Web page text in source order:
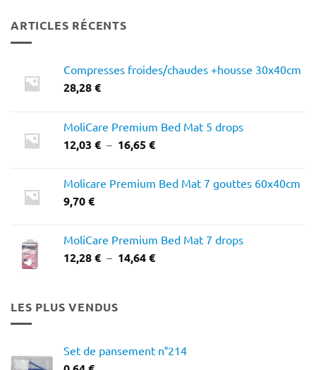
ARTICLES RÉCENTS
Compresses froides/chaudes +housse 30x40cm
28,28€
MoliCare Premium Bed Mat 5 drops
12,03 € – 16,65€Plage
12,03 €
Molicare Premium Bed Mat 7 gouttes 60x40cm
9,70€
MoliCare Premium Bed Mat 7 drops
12,28€ – 14,64€Plage
LES PLUS VENDUS
Set de pansement n°214